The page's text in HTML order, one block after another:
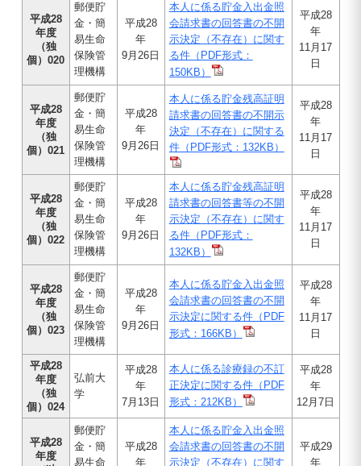
平成28
年度
（独
個）020
郵便貯
金・簡
易生命
保険管
理機構
平成28
年
9月26日
本人に係る貯金入出金照
会請求書の回答書の不開
示決定（不存在）に関す
る件（PDF形式：
150KB）
平成28
年
11月17
日
平成28
年度
（独
個）021
郵便貯
金・簡
易生命
保険管
理機構
平成28
年
9月26日
本人に係る貯金残高証明
請求書の回答書の不開示
決定（不存在）に関する
件（PDF形式：132KB）
平成28
年
11月17
日
平成28
年度
（独
個）022
郵便貯
金・簡
易生命
保険管
理機構
平成28
年
9月26日
本人に係る貯金残高証明
請求書の回答書等の不開
示決定（不存在）に関す
る件（PDF形式：
132KB）
平成28
年
11月17
日
平成28
年度
（独
個）023
郵便貯
金・簡
易生命
保険管
理機構
平成28
年
9月26日
本人に係る貯金入出金照
会請求書の回答書の不開
示決定に関する件（PDF
形式：166KB）
平成28
年
11月17
日
平成28
年度
（独
個）024
弘前大
学
平成28
年
7月13日
本人に係る診療録の不訂
正決定に関する件（PDF
形式：212KB）
平成28
年
12月7日
平成28
年度
郵便貯
金・簡
易生命
平成28
年
本人に係る貯金入出金照
会請求書の回答書の不開
示決定（不存在）に関す
平成29
年